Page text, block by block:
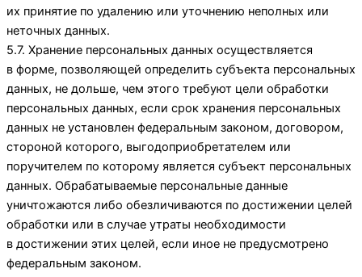
их принятие по удалению или уточнению неполных или
неточных данных.
5.7. Хранение персональных данных осуществляется
в форме, позволяющей определить субъекта персональных
данных, не дольше, чем этого требуют цели обработки
персональных данных, если срок хранения персональных
данных не установлен федеральным законом, договором,
стороной которого, выгодоприобретателем или
поручителем по которому является субъект персональных
данных. Обрабатываемые персональные данные
уничтожаются либо обезличиваются по достижении целей
обработки или в случае утраты необходимости
в достижении этих целей, если иное не предусмотрено
федеральным законом.